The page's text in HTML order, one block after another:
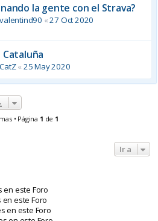
la gente con el Strava?
valentind90 «27 Oct 2020
CatZ« 25 May 2020
• Página 1 de 1
Ir a
este Foro
este Foro
en este Foro